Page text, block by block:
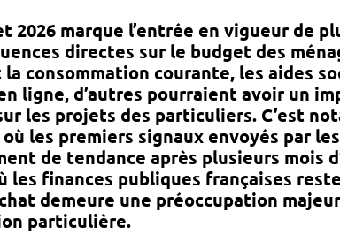
2026 marque l’entrée en vigueur de
directes sur le budget des
consommation courante, les aides
ligne, d’autres pourraient avoir un
les projets des particuliers. C’est
les premiers signaux envoyés par
de tendance après plusieurs mois
les finances publiques françaises
demeure une préoccupation
particulière.